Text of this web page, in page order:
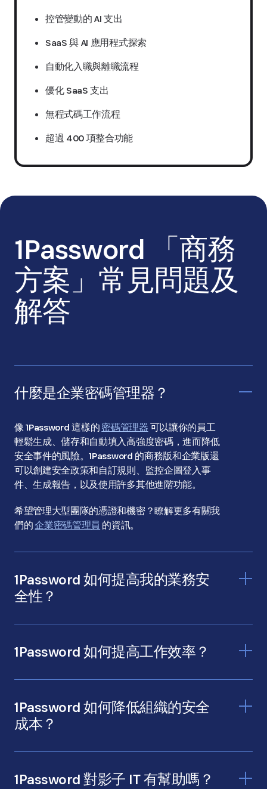
控管變動的 AI 支出
SaaS 與 AI 應用程式探索
自動化入職與離職流程
優化 SaaS 支出
無程式碼工作流程
超過 400 項整合功能
1Password 「商務
方案」常見問題及
解答
什麼是企業密碼管理器？
像 1Password 這樣的密碼管理器可以讓你的員工
輕鬆生成、儲存和自動填入高強度密碼，進而降低
安全事件的風險。1Password 的商務版和企業版還
可以創建安全政策和自訂規則、監控企圖登入事
件、生成報告，以及使用許多其他進階功能。
希望管理大型團隊的憑證和機密？瞭解更多有關我
們的企業密碼管理員 的資訊。
1Password 如何提高我的業務安
全性？
1Password 如何提高工作效率？
員工有更多時間提高生產力
1Password 如何降低組織的安全
成本？
1Password 對影子 IT 有幫助嗎？